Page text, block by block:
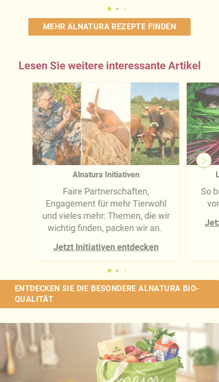
MEHR ALNATURA REZEPTE FINDEN
Lesen Sie weitere interessante Artikel
Alnatura Initiativen
Faire Partnerschaften,
Engagement für mehr Tierwohl
und vieles mehr: Themen, die wir
wichtig finden, packen wir an.
Jetzt Initiativen entdecken
So
ENTDECKEN SIE DIE BESONDERE ALNATURA BIO-
QUALITÄT